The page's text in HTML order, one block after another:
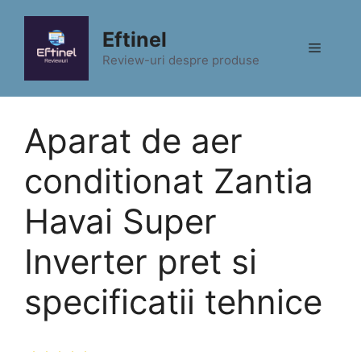
conținut
Eftinel
Review-uri despre produse
Meniu
Aparat de aer
conditionat Zantia
Havai Super
Inverter pret si
specificatii tehnice